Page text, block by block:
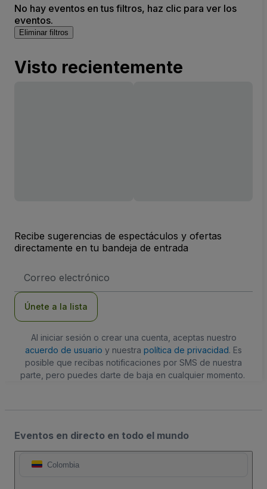
No hay eventos en tus filtros, haz clic para ver los
eventos.
Eliminar filtros
Visto recientemente
Recibe sugerencias de espectáculos y ofertas
directamente en tu bandeja de entrada
de
Únete a la lista
Al iniciar sesión o crear una cuenta, aceptas nuestro
acuerdo de usuario y nuestra política de privacidad. Es
posible que recibas notificaciones por SMS de nuestra
parte, pero puedes darte de baja en cualquier momento.
Eventos en directo en todo el mundo
Colombia